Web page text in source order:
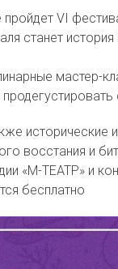
пройдет VI
станет
мастер-
исторические
восстания и
«М-ТЕАТР» и
бесплатно